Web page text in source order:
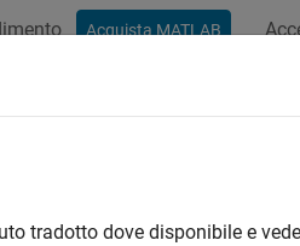
Acquista MATLAB
dal 2018
tradotto dove disponibile e